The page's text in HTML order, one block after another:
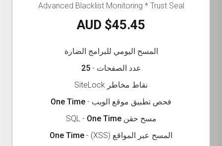
Advanced Blacklist Monitoring * Trust Seal
$45.45 AUD
المسح اليومي للبرامج الضارة
عدد الصفحات -25
نقاط مخاطر SiteLock
فحص تطبيق موقع الويب - One Time
مسح حقن SQL -One Time
المسح عبر المواقع (XSS) -
One Time